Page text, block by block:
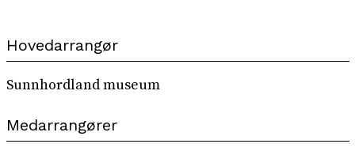
Hovedarrangør
Sunnhordland museum
Medarrangører